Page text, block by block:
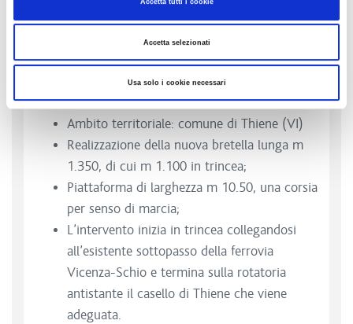
Accetta tutti i cookie
Accetta selezionati
Usa solo i cookie necessari
diretto del casello di Thiene con la viabilità
provinciale (SP111 Gasparona e SP346) e l’area
commerciale e industriale, decongestionando la
viabilità locale.
Dati tecnici:
Ambito territoriale: comune di Thiene (VI)
Realizzazione della nuova bretella lunga m
1.350, di cui m 1.100 in trincea;
Piattaforma di larghezza m 10.50, una corsia
per senso di marcia;
L’intervento inizia in trincea collegandosi
all’esistente sottopasso della ferrovia
Vicenza-Schio e termina sulla rotatoria
antistante il casello di Thiene che viene
adeguata.